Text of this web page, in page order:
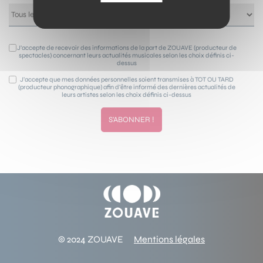
J’accepte de recevoir des informations de la part de ZOUAVE (producteur de
spectacles) concernant leurs actualités musicales selon les choix définis ci-
dessus
J’accepte que mes données personnelles soient transmises à TOT OU TARD
(producteur phonographique) afin d’être informé des dernières actualités de
leurs artistes selon les choix définis ci-dessus
© 2024 ZOUAVE Mentions légales